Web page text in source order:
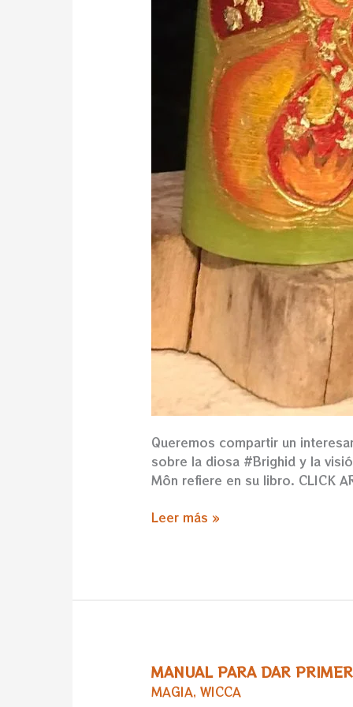
Queremos compartir un
sobre la diosa #Brighid y la
Môn refiere en su libro. CLICK
Leer más »
MANUAL PARA DAR
MAGIA,WICCA
MANUAL
PARA